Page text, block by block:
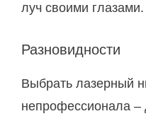
луч своими глазами.
Разновидности
Выбрать лазерный
непрофессионала –